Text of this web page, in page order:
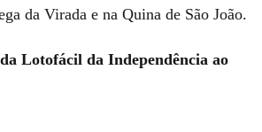
da Virada e na Quina de São João.
Lotofácil da Independência ao